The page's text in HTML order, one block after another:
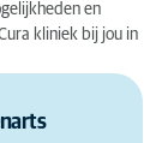
en
kliniek bij jou in